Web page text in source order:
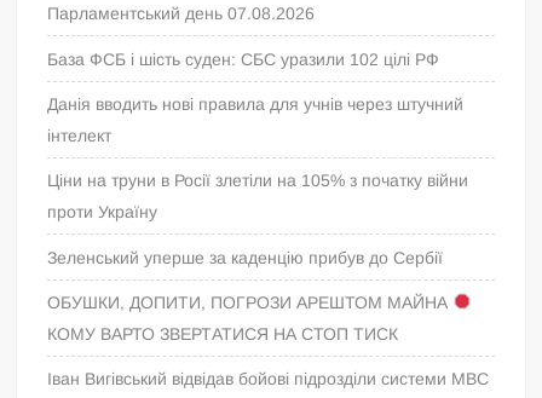
Парламентський день 07.08.2026
База ФСБ і шість суден: СБС уразили 102 цілі РФ
Данія вводить нові правила для учнів через штучний
інтелект
Ціни на труни в Росії злетіли на 105% з початку війни
проти Україну
Зеленський уперше за каденцію прибув до Сербії
ОБУШКИ, ДОПИТИ, ПОГРОЗИ АРЕШТОМ МАЙНА
КОМУ ВАРТО ЗВЕРТАТИСЯ НА СТОП ТИСК
Іван Вигівський відвідав бойові підрозділи системи МВС